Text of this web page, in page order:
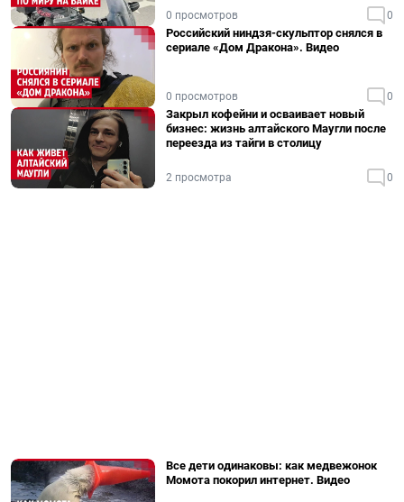
0 просмотров 0
Российский ниндзя-скульптор снялся в
сериале «Дом Дракона». Видео
0 просмотров 0
Закрыл кофейни и осваивает новый
бизнес: жизнь алтайского Маугли после
переезда из тайги в столицу
2 просмотра 0
Все дети одинаковы: как медвежонок
Момота покорил интернет. Видео